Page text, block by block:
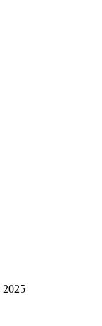
2025